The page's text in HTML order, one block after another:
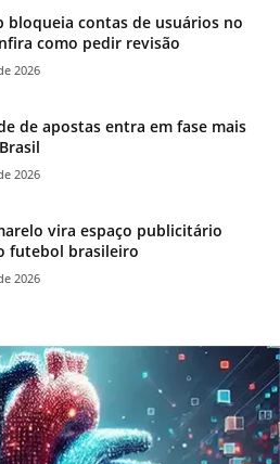
bloqueia contas de usuários no
como pedir revisão
2026
de apostas entra em fase mais
2026
vira espaço publicitário
futebol brasileiro
2026